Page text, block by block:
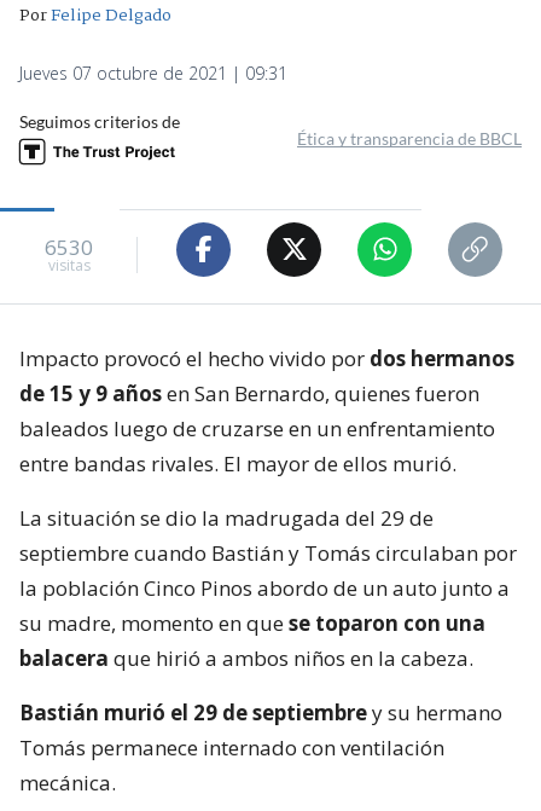
PorFelipe Delgado
Jueves 07 octubre de 2021 | 09:31
Seguimos criterios de
Ética y transparencia de BBCL
6530
visitas
Impacto provocó el hecho vivido por dos hermanos
de 15 y 9 añosen San Bernardo, quienes fueron
baleados luego de cruzarse en un enfrentamiento
entre bandas rivales. El mayor de ellos murió.
La situación se dio la madrugada del 29 de
septiembre cuando Bastián y Tomás circulaban por
la población Cinco Pinos abordo de un auto junto a
su madre, momento en quese toparon con una
balacera que hirió a ambos niños en la cabeza.
Bastián murió el 29 de septiembrey su hermano
Tomás permanece internado con ventilación
mecánica.